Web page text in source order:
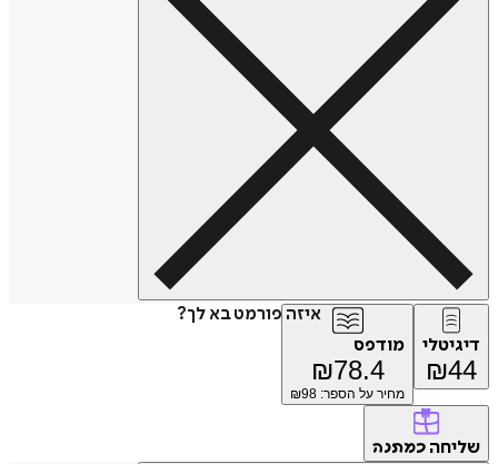
איזה פורמט בא לך?
דיגיטלי
₪44
מודפס
₪78.4
מחיר על הספר: ₪ 98
שליחה כמתנה